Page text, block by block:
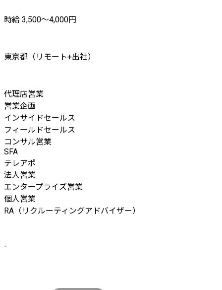
時給 3,500〜4,000円
東京都（リモート+出社）
代理店営業
営業企画
インサイドセールス
フィールドセールス
コンサル営業
SFA
テレアポ
法人営業
エンタープライズ営業
個人営業
RA（リクルーティングアドバイザー）
-